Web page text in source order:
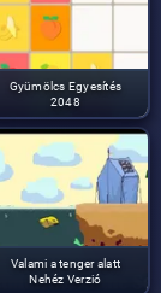
Gyümölcs Egyesítés
2048
Valami a tenger alatt
Nehéz Verzió